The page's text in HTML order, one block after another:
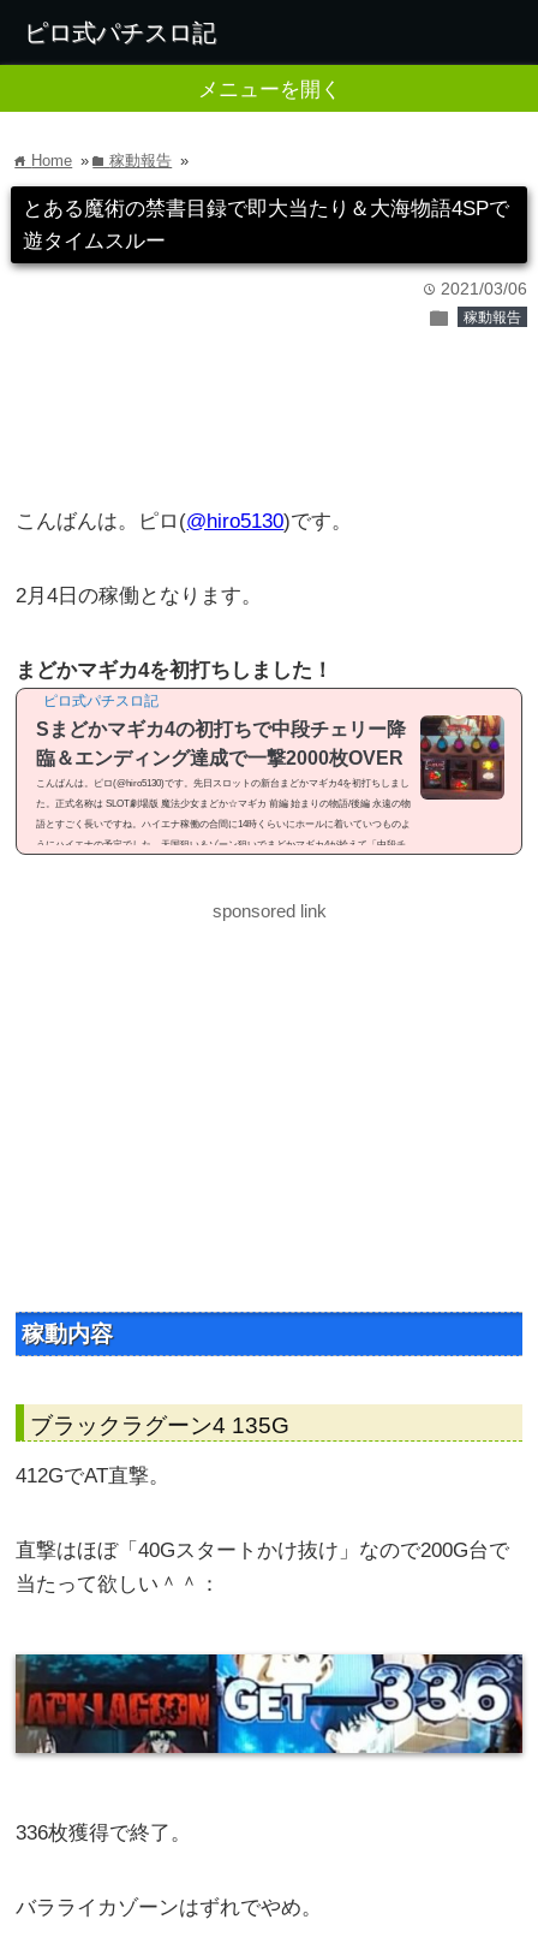
ピロ式パチスロ記
メニューを開く
home Home » folder稼動報告 »
とある魔術の禁書目録で即大当たり＆大海物語4SPで
遊タイムスルー
time 2021/03/06
folder 稼動報告
こんばんは。ピロ(@hiro5130)です。
2月4日の稼働となります。
まどかマギカ4を初打ちしました！
ピロ式パチスロ記
Sまどかマギカ4の初打ちで中段チェリー降
臨＆エンディング達成で一撃2000枚OVER
こんばんは。ピロ(@hiro5130)です。先日スロットの新台まどかマギカ4を初打ちしまし
た。正式名称は SLOT劇場版 魔法少女まどか☆マギカ 前編 始まりの物語/後編 永遠の物
語とすごく長いですね。ハイエナ稼働の合間に14時くらいにホールに着いていつものよ
うにハイエナの予定でした。天国狙い＆ゾーン狙いでまどかマギカ4が拾えて「中段チ
sponsored link
稼動内容
ブラックラグーン4 135G
412GでAT直撃。
直撃はほぼ「40Gスタートかけ抜け」なので200G台で
当たって欲しい＾＾：
336枚獲得で終了。
バラライカゾーンはずれでやめ。